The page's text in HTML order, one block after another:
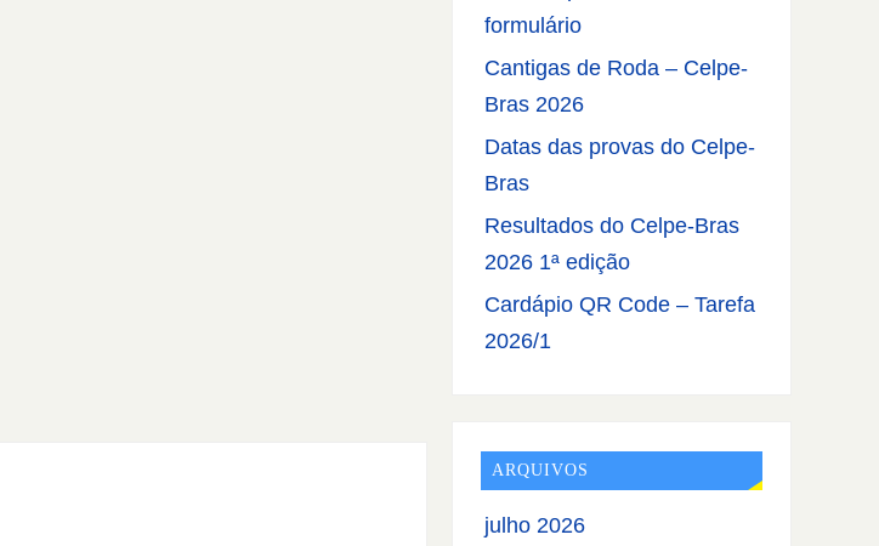
formulário
Cantigas de Roda – Celpe-
Bras 2026
Datas das provas do Celpe-
Bras
Resultados do Celpe-Bras
2026 1ª edição
Cardápio QR Code – Tarefa
2026/1
ARQUIVOS
julho 2026